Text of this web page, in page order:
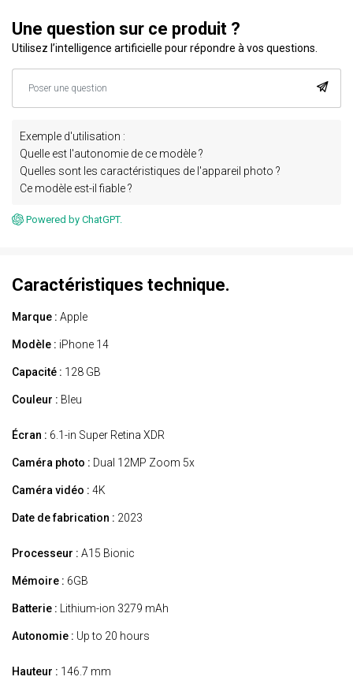
Une question sur ce produit ?
Utilisez l’intelligence artificielle pour répondre à vos questions.
Exemple d'utilisation :
Quelle est l'autonomie de ce modèle ?
Quelles sont les caractéristiques de l'appareil photo ?
Ce modèle est-il fiable ?
Powered by ChatGPT.
Caractéristiques technique.
Marque : Apple
Modèle : iPhone 14
Capacité : 128 GB
Couleur : Bleu
Écran : 6.1-in Super Retina XDR
Caméra photo : Dual 12MP Zoom 5x
Caméra vidéo : 4K
Date de fabrication : 2023
Processeur : A15 Bionic
Mémoire : 6GB
Batterie : Lithium-ion 3279 mAh
Autonomie : Up to 20 hours
Hauteur : 146.7 mm